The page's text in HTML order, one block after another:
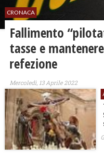
CRONACA
Fallimento
tasse e
refezione
Mercoledì, 13 Aprile 2022